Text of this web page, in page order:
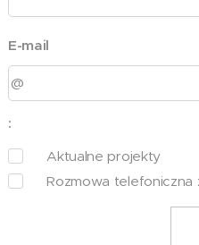
E-mail
:
📋 Aktualne projekty
📞 Rozmowa